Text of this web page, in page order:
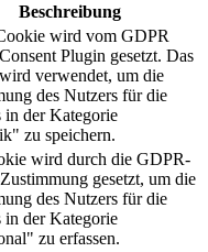
Beschreibung
wird vom GDPR
Plugin gesetzt. Das
verwendet, um die
des Nutzers für die
in der Kategorie
zu speichern.
wird durch die GDPR-
gesetzt, um die
des Nutzers für die
in der Kategorie
zu erfassen.